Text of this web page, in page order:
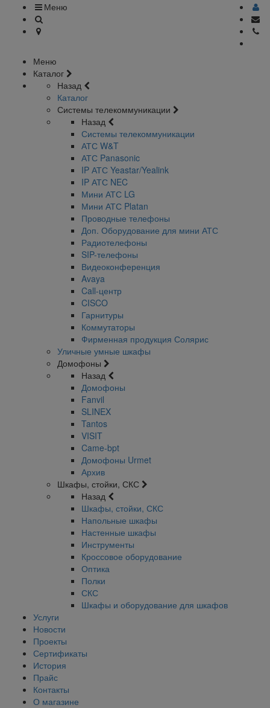
Меню
Меню
Каталог
Назад
Каталог
Системы телекоммуникации
Назад
Системы телекоммуникации
АТС W&T
АТС Panasonic
IP АТС Yeastar/Yealink
IP АТС NEC
Мини АТС LG
Мини АТС Platan
Проводные телефоны
Доп. Оборудование для мини АТС
Радиотелефоны
SIP-телефоны
Видеоконференция
Avaya
Call-центр
CISCO
Гарнитуры
Коммутаторы
Фирменная продукция Солярис
Уличные умные шкафы
Домофоны
Назад
Домофоны
Fanvil
SLINEX
Tantos
VISIT
Came-bpt
Домофоны Urmet
Архив
Шкафы, стойки, СКС
Назад
Шкафы, стойки, СКС
Напольные шкафы
Настенные шкафы
Инструменты
Кроссовое оборудование
Оптика
Полки
СКС
Шкафы и оборудование для шкафов
Услуги
Новости
Проекты
Сертификаты
История
Прайс
Контакты
О магазине